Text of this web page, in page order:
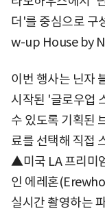
더'를 중심으로 구
w-up House by
이번 행사는 닌자
시작된 '글로우업
수 있도록 기획된
료를 선택해 직접
▲미국 LA 프리미
인 에레혼
실시간 촬영하는